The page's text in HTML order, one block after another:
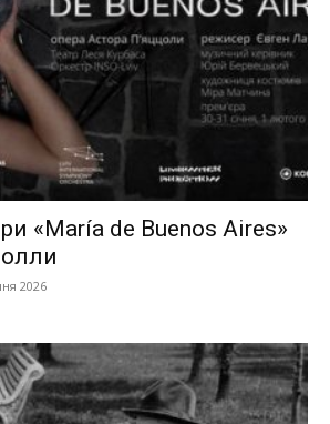
«María de Buenos Aires»
2026